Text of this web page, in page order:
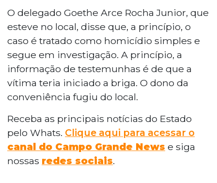
O delegado Goethe Arce Rocha Junior, que
esteve no local, disse que, a princípio, o
caso é tratado como homicídio simples e
segue em investigação. A princípio, a
informação de testemunhas é de que a
vítima teria iniciado a briga. O dono da
conveniência fugiu do local.
Receba as principais notícias do Estado
pelo Whats. Clique aqui para acessar o
canal do Campo Grande News e siga
nossas redes sociais.